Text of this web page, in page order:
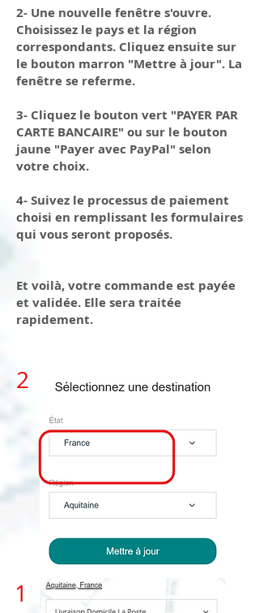
2- Une nouvelle fenêtre s'ouvre.
Choisissez le pays et la région
correspondants. Cliquez ensuite sur
le bouton marron "Mettre à jour". La
fenêtre se referme.
3- Cliquez le bouton vert "PAYER PAR
CARTE BANCAIRE" ou sur le bouton
jaune "Payer avec PayPal" selon
votre choix.
4- Suivez le processus de paiement
choisi en remplissant les formulaires
qui vous seront proposés.
Et voilà, votre commande est payée
et validée. Elle sera traitée
rapidement.
1
2